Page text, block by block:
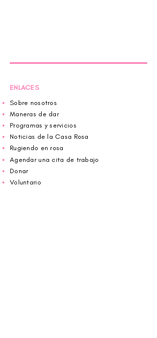
ENLACES
Sobre nosotros
Maneras de dar
Programas y servicios
Noticias de la Casa Rosa
Rugiendo en rosa
Agendar una cita de trabajo
Donar
Voluntario